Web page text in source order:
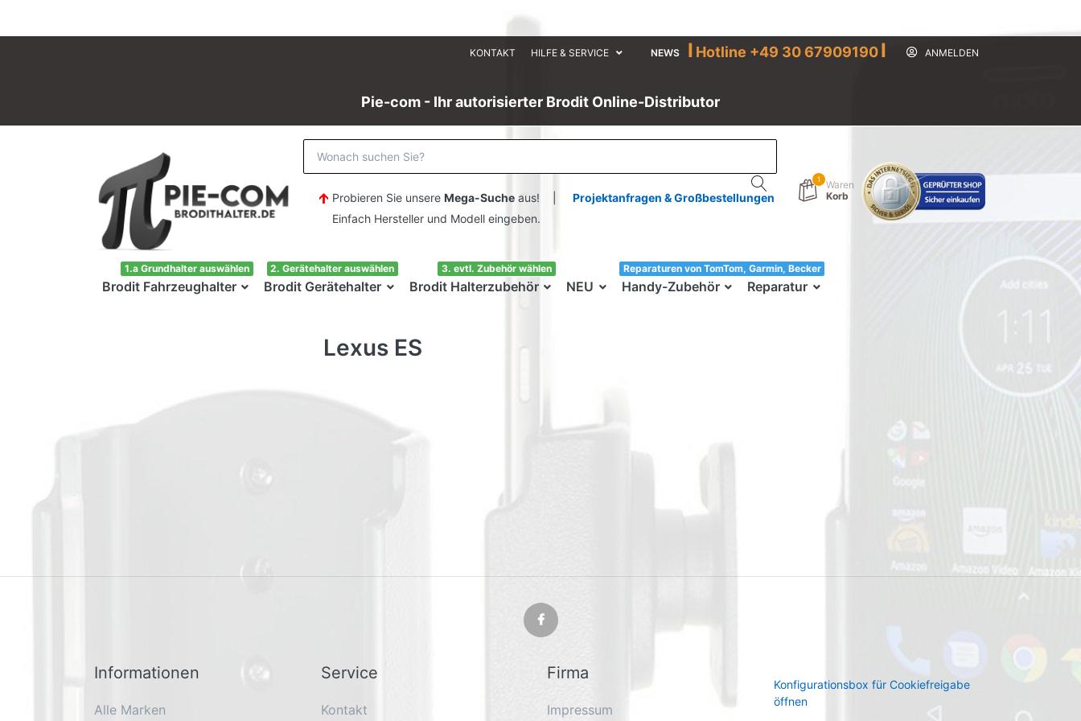
KONTAKT HILFE & SERVICE NEWS I Hotline +49 30 67909190I ANMELDEN
Pie-com - Ihr autorisierter Brodit Online-Distributor
Probieren Sie unsere Mega-Sucheaus! | Projektanfragen & Großbestellungen
Einfach Hersteller und Modell eingeben.
1
Waren
Korb
Brodit Fahrzeughalter
1.a Grundhalter auswählen
Brodit Gerätehalter
2. Gerätehalter auswählen
Brodit Halterzubehör
3. evtl. Zubehör wählen
NEU Handy-Zubehör
33!
Reparatur
Reparaturen von TomTom, Garmin, Becker
Lexus ES
Informationen
Alle Marken
Service
Kontakt
Firma
Impressum
Konfigurationsbox für Cookiefreigabe
öffnen